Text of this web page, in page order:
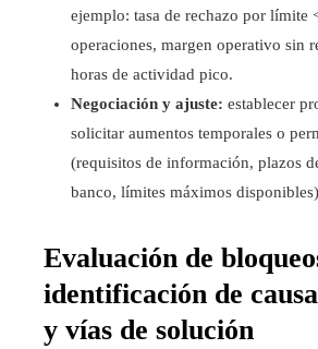
ejemplo: tasa de rechazo por límite
operaciones, margen operativo sin
horas de actividad pico.
Negociación y ajuste: establecer
solicitar aumentos temporales o
(requisitos de información, plazos
banco, límites máximos
Evaluación de
identificación de
y vías de solución